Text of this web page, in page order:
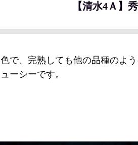
【清水4Ａ】
で、完熟しても他の品種のよ
ーシーです。